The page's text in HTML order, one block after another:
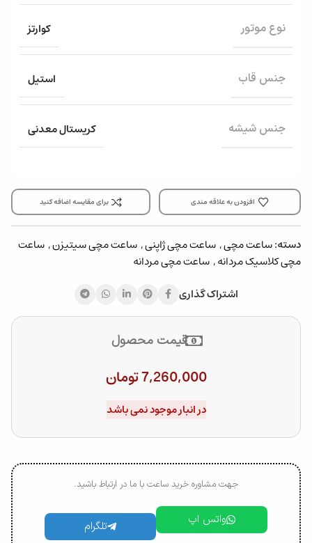
نوع موتور کوارتز
جنس قاب استیل
جنس شیشه کریستال معدنی
افزودن به علاقه مندی برای مقایسه اضافه کنید
دسته:ساعت مچی, ساعت مچی ژاپنی, ساعت مچی سیتیزن, ساعت
مچی کلاسیک مردانه, ساعت مچی مردانه
اشتراک گذاری
قیمت محصول
7,260,000تومان
در انبار موجود نمی باشد
جهت مشاوره خرید ساعت با ما در ارتباط باشید.
واتس اپ تلگرام